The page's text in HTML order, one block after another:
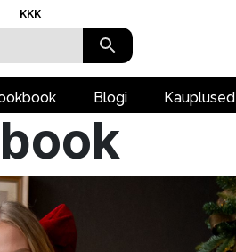
KKK
Blogi Kauplused